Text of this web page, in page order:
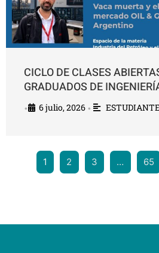
CICLO DE CLASES
GRADUADOS DE
• 6 julio, 2026 •
1 2 3 … 65